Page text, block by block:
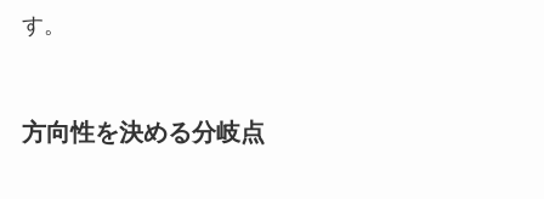
す。
方向性を決める分岐点